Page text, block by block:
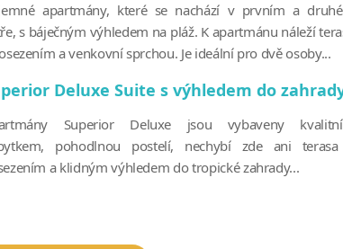
apartmány, které se nachází v prvním a
s báječným výhledem na pláž. K apartmánu náleží
a venkovní sprchou. Je ideální pro dvě osoby...
Deluxe Suite s výhledem do
Superior Deluxe jsou vybaveny
pohodlnou postelí, nechybí zde ani
a klidným výhledem do tropické zahrady...